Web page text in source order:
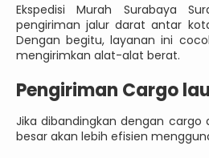
Ekspedisi Murah Surabaya
pengiriman jalur darat antar
Dengan begitu, layanan ini
mengirimkan alat-alat berat.
Pengiriman Cargo
Jika dibandingkan dengan cargo
besar akan lebih efisien